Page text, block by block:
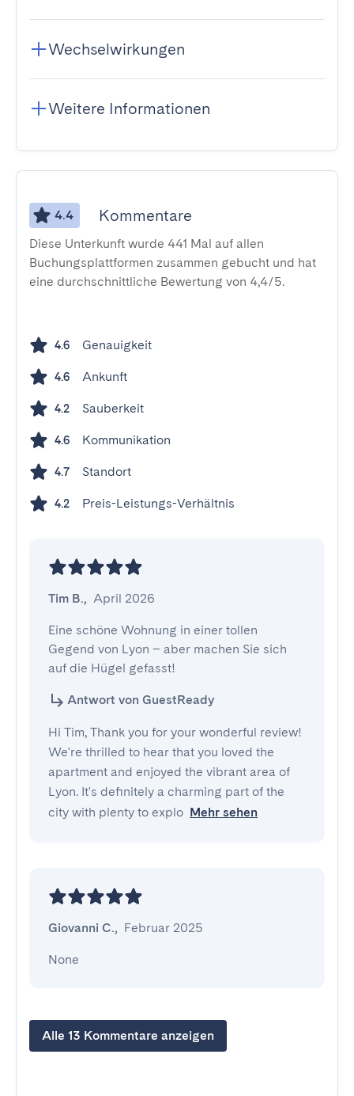
Wechselwirkungen
Weitere Informationen
4.4 Kommentare
Diese Unterkunft wurde 441 Mal auf allen
Buchungsplattformen zusammen gebucht und hat
eine durchschnittliche Bewertung von 4,4/5.
4.6 Genauigkeit
4.6 Ankunft
4.2 Sauberkeit
4.6 Kommunikation
4.7 Standort
4.2 Preis-Leistungs-Verhältnis
Tim B., April 2026
Eine schöne Wohnung in einer tollen
Gegend von Lyon – aber machen Sie sich
auf die Hügel gefasst!
Antwort von GuestReady
Hi Tim, Thank you for your wonderful review!
We're thrilled to hear that you loved the
apartment and enjoyed the vibrant area of
Lyon. It's definitely a charming part of the
city with plenty to explo Mehr sehen
Giovanni C., Februar 2025
None
Alle 13 Kommentare anzeigen